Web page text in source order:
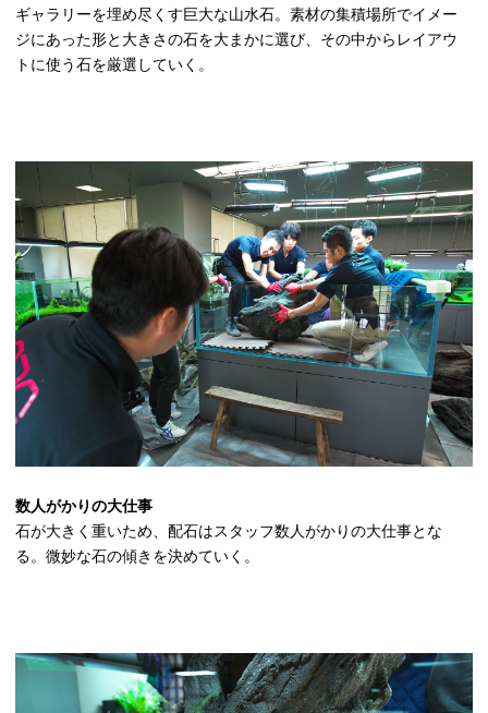
ギャラリーを埋め尽くす巨大な山水石。素材の集積場所でイメー
ジにあった形と大きさの石を大まかに選び、その中からレイアウ
トに使う石を厳選していく。
数人がかりの大仕事
石が大きく重いため、配石はスタッフ数人がかりの大仕事とな
る。微妙な石の傾きを決めていく。